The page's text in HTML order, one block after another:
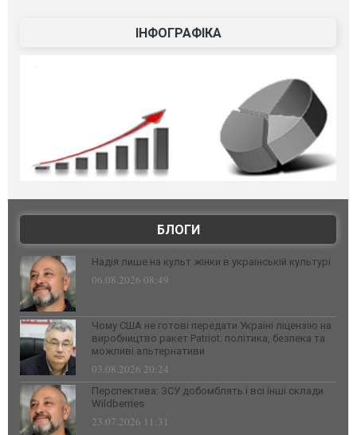
ІНФОГРАФІКА
БЛОГИ
Надія лише на культ жінки в українській культурі
06.08.2026 08:49
Чому США не готові передати Україні ліцензію на
виробництво ракет Patriot: політика, безпека та
можливі альтернативи
03.08.2026 20:24
Перспектива: ЗСУ добомблять і всі інші склади
Wildberries
23.07.2026 11:31